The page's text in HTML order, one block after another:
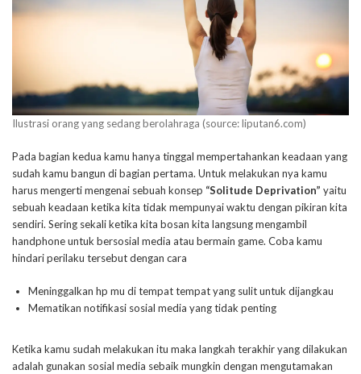
Ilustrasi orang yang sedang berolahraga (source: liputan6.com)
Pada bagian kedua kamu hanya tinggal mempertahankan keadaan yang
sudah kamu bangun di bagian pertama. Untuk melakukan nya kamu
harus mengerti mengenai sebuah konsep “Solitude Deprivation” yaitu
sebuah keadaan ketika kita tidak mempunyai waktu dengan pikiran kita
sendiri. Sering sekali ketika kita bosan kita langsung mengambil
handphone untuk bersosial media atau bermain game. Coba kamu
hindari perilaku tersebut dengan cara
Meninggalkan hp mu di tempat tempat yang sulit untuk dijangkau
Mematikan notifikasi sosial media yang tidak penting
Ketika kamu sudah melakukan itu maka langkah terakhir yang dilakukan
adalah gunakan sosial media sebaik mungkin dengan mengutamakan